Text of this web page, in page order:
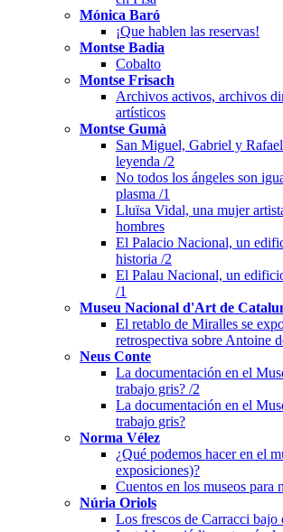
Mónica Baró
¡Que hablen las reservas!
Montse Badia
Cobalto
Montse Frisach
Archivos activos, archivos
artísticos
Montse Gumà
San Miguel, Gabriel y
leyenda /2
No todos los ángeles son
plasma /1
Lluïsa Vidal, una mujer
hombres
El Palacio Nacional, un
historia /2
El Palau Nacional, un
/1
Museu Nacional d'Art de
El retablo de Miralles se
retrospectiva sobre Antoine
Neus Conte
La documentación en el
trabajo gris? /2
La documentación en el
trabajo gris?
Norma Vélez
¿Qué podemos hacer en el
exposiciones)?
Cuentos en los museos para
Núria Oriols
Los frescos de Carracci bajo